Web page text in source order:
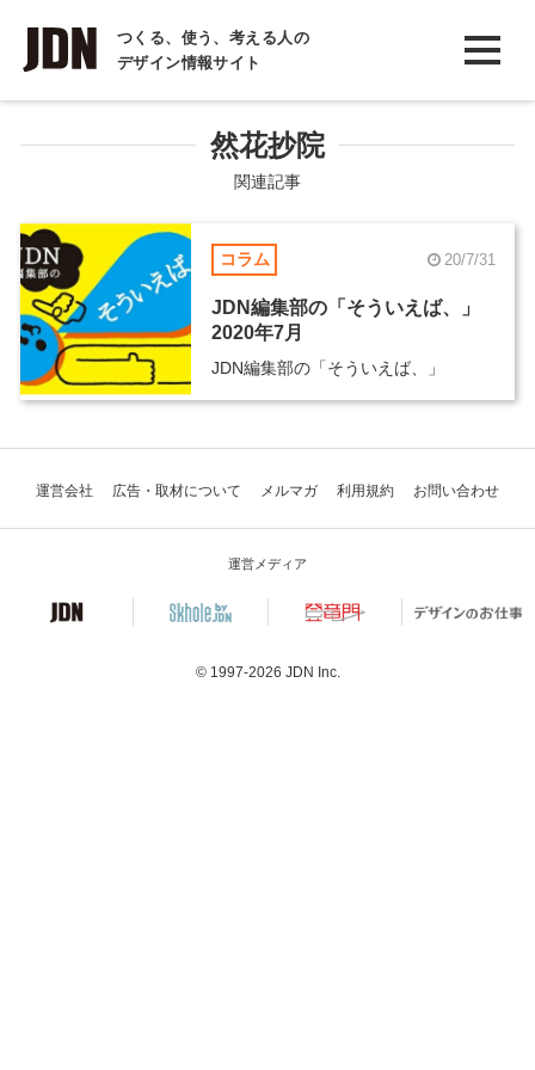
つくる、使う、考える人の
デザイン情報サイト
INTERVIEW
インタビュー
COLUMN
コラム
然花抄院
関連記事
コラム 20/7/31
JDN編集部の「そういえば、」
2020年7月
JDN編集部の「そういえば、」
運営会社 広告・取材について メルマガ 利用規約 お問い合わせ
運営メディア
© 1997-2026 JDN Inc.